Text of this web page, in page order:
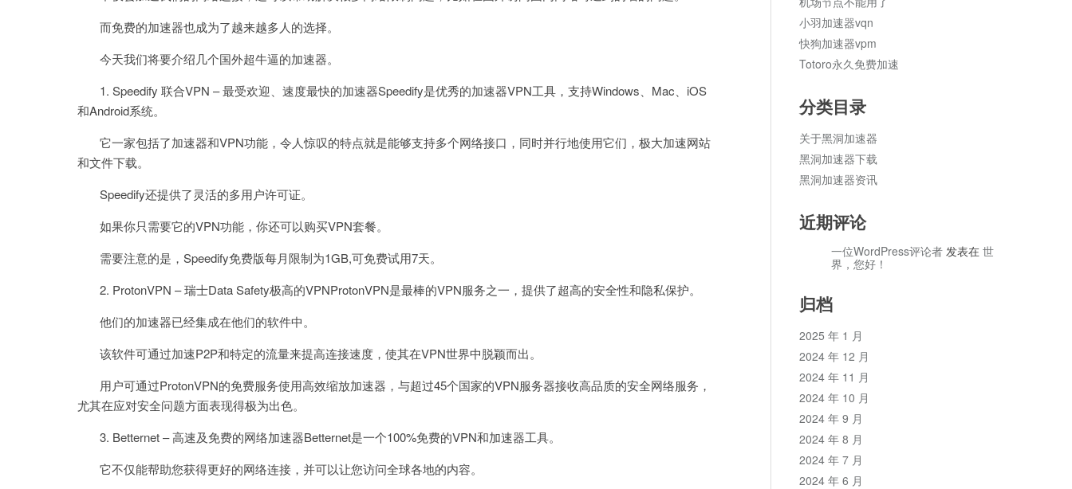
而免费的加速器也成为了越来越多人的选择。
今天我们将要介绍几个国外超牛逼的加速器。
1. Speedify 联合VPN – 最受欢迎、速度最快的加速器Speedify是优秀的加速器VPN工具，支持Windows、Mac、iOS
和Android系统。
它一家包括了加速器和VPN功能，令人惊叹的特点就是能够支持多个网络接口，同时并行地使用它们，极大加速网站
和文件下载。
Speedify还提供了灵活的多用户许可证。
如果你只需要它的VPN功能，你还可以购买VPN套餐。
需要注意的是，Speedify免费版每月限制为1GB,可免费试用7天。
2. ProtonVPN – 瑞士Data Safety极高的VPNProtonVPN是最棒的VPN服务之一，提供了超高的安全性和隐私保护。
他们的加速器已经集成在他们的软件中。
该软件可通过加速P2P和特定的流量来提高连接速度，使其在VPN世界中脱颖而出。
用户可通过ProtonVPN的免费服务使用高效缩放加速器，与超过45个国家的VPN服务器接收高品质的安全网络服务，
尤其在应对安全问题方面表现得极为出色。
3. Betternet – 高速及免费的网络加速器Betternet是一个100%免费的VPN和加速器工具。
它不仅能帮助您获得更好的网络连接，并可以让您访问全球各地的内容。
小羽加速器vqn
快狗加速器vpm
Totoro永久免费加速
分类目录
关于黑洞加速器
黑洞加速器下载
黑洞加速器资讯
近期评论
一位WordPress评论者 发表在 世
界，您好！
归档
2025 年 1 月
2024 年 12 月
2024 年 11 月
2024 年 10 月
2024 年 9 月
2024 年 8 月
2024 年 7 月
2024 年 6 月